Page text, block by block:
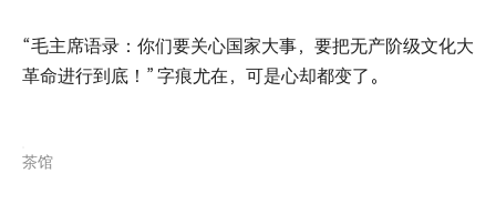
“毛主席语录：你们要关心国家大事，要把无产阶级文化大
革命进行到底！” 字痕尤在，可是心却都变了。
茶馆